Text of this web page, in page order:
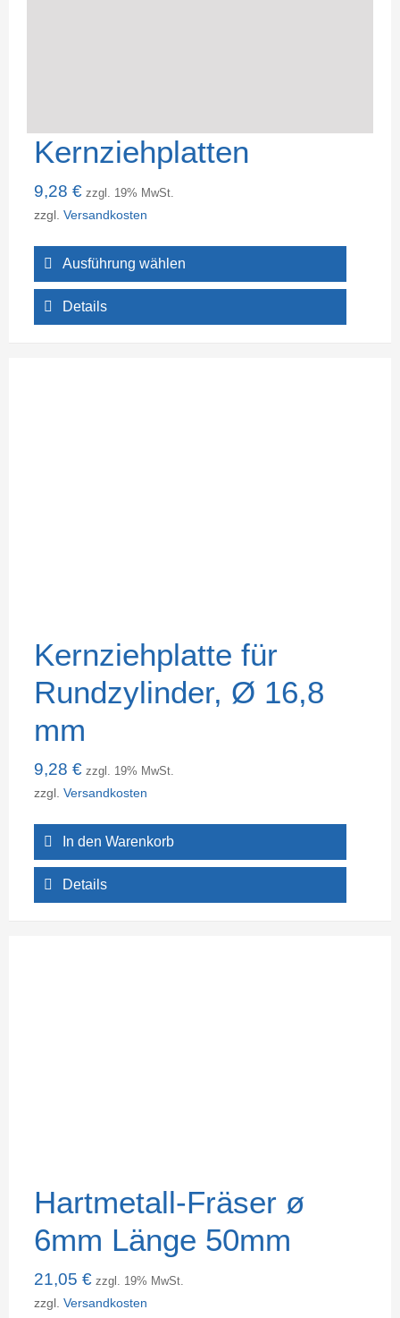
Kernziehplatten
9,28 € zzgl. 19% MwSt.
zzgl. Versandkosten
Ausführung wählen
Details
Kernziehplatte für
Rundzylinder, Ø 16,8
mm
9,28 € zzgl. 19% MwSt.
zzgl. Versandkosten
In den Warenkorb
Details
Hartmetall-Fräser ø
6mm Länge 50mm
21,05 € zzgl. 19% MwSt.
zzgl. Versandkosten